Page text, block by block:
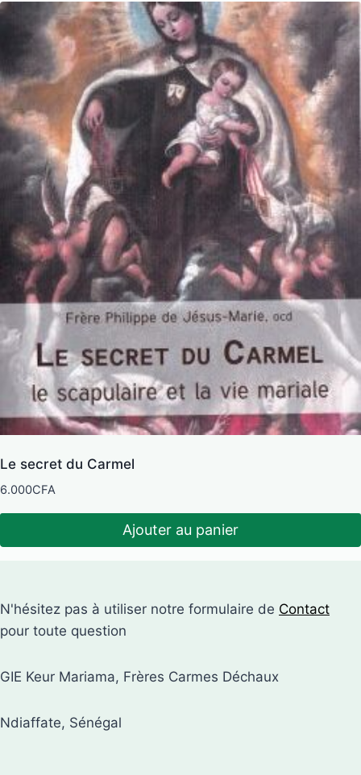
Le secret du Carmel
6.000CFA
Ajouter au panier
N'hésitez pas à utiliser notre formulaire de Contact
pour toute question
GIE Keur Mariama, Frères Carmes Déchaux
Ndiaffate, Sénégal